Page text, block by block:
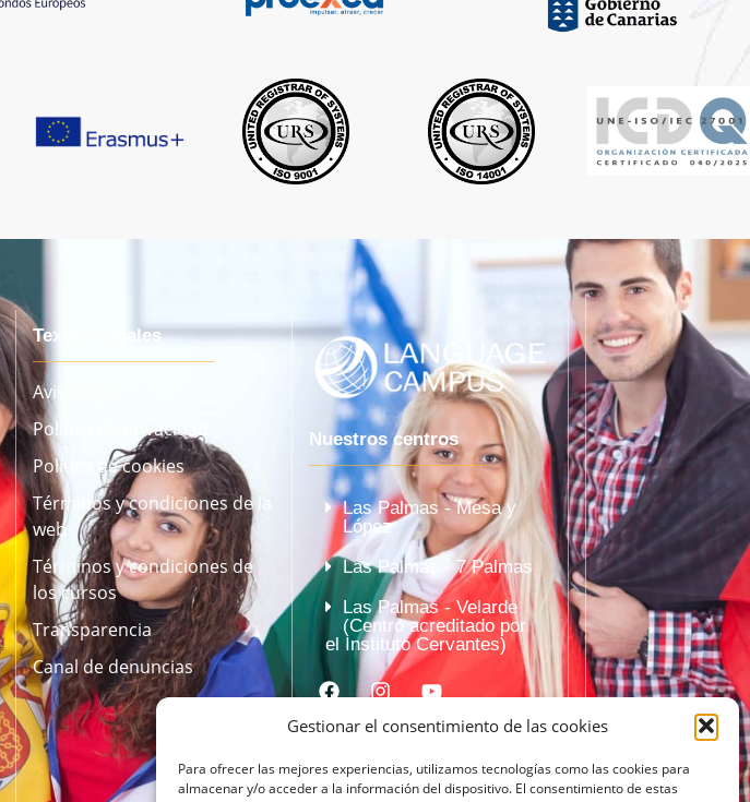
Gestionar el consentimiento de las cookies
Para ofrecer las mejores experiencias, utilizamos tecnologías como las cookies para
almacenar y/o acceder a la información del dispositivo. El consentimiento de estas
Textos Legales
Aviso legal
Política de privacidad
Política de cookies
Términos y condiciones de la
web
Términos y condiciones de
los cursos
Transparencia
Canal de denuncias
Nuestros centros
Las Palmas - Mesa y
López
Las Palmas - 7 Palmas
Las Palmas - Velarde
(Centro acreditado por
el Instituto Cervantes)